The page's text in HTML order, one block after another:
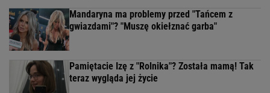
Mandaryna ma problemy przed "Tańcem z
gwiazdami"? "Muszę okiełznać garba"
Pamiętacie Izę z "Rolnika"? Została mamą! Tak
teraz wygląda jej życie